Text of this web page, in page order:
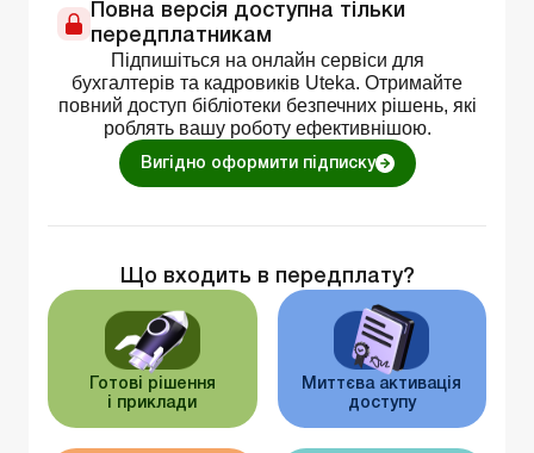
Повна версія доступна тільки
передплатникам
Підпишіться на онлайн сервіси для
бухгалтерів та кадровиків Uteka. Отримайте
повний доступ бібліотеки безпечних рішень, які
роблять вашу роботу ефективнішою.
Вигідно оформити підписку
Що входить в передплату?
Готові рішення
і приклади
Миттєва активація
доступу